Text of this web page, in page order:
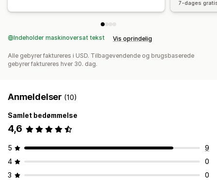
7-dages
Indeholder maskinoversat tekst Vis oprindelig
Alle gebyrer faktureres i USD. Tilbagevendende og brugsbaserede
gebyrer faktureres hver 30. dag.
Anmeldelser (10)
Samlet bedømmelse
4,6
5
9
4
0
3
0